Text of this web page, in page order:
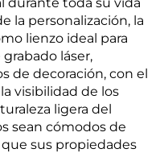
la personalización, la
lienzo ideal para
láser,
de decoración, con el
visibilidad de los
ligera del
sean cómodos de
sus propiedades